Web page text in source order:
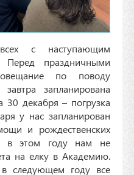
с наступающим
Перед праздничными
по поводу
запланирована
30 декабря – погрузка
у нас запланирован
и рождественских
в этом году нам не
на елку в Академию.
следующем году все